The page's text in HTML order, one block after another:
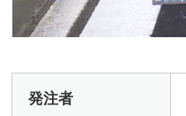
発注者